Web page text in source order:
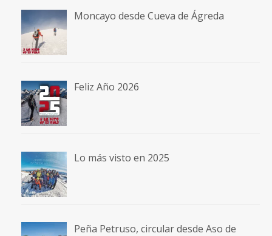
Moncayo desde Cueva de Ágreda
Feliz Año 2026
Lo más visto en 2025
Peña Petruso, circular desde Aso de